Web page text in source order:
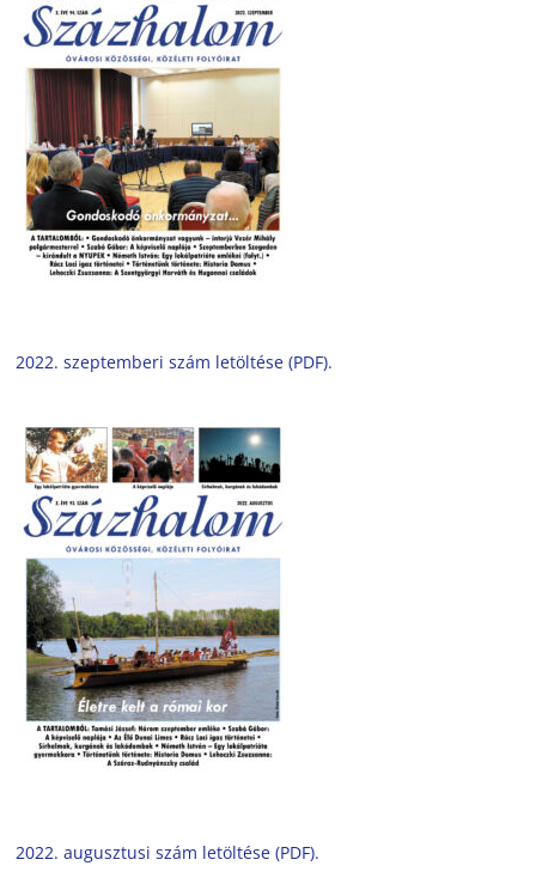
2022. szeptemberi szám letöltése (PDF).
2022. augusztusi szám letöltése (PDF).